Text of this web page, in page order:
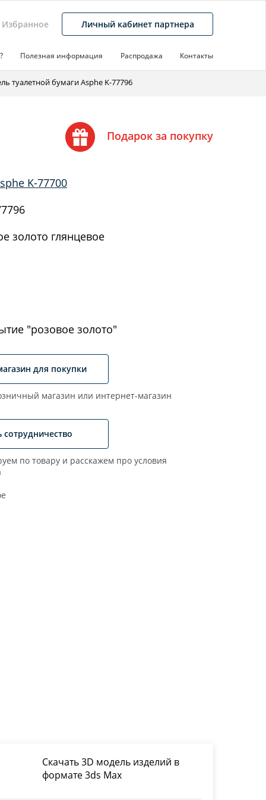
Избранное Личный кабинет партнера
Полезная информация Распродажа Контакты
туалетной бумаги Asphe K-77796
Подарок за покупку
K-77700
золото глянцевое
"розовое золото"
для покупки
магазин или интернет-магазин
сотрудничество
по товару и расскажем про условия
Скачать 3D модель изделий в
формате 3ds Max